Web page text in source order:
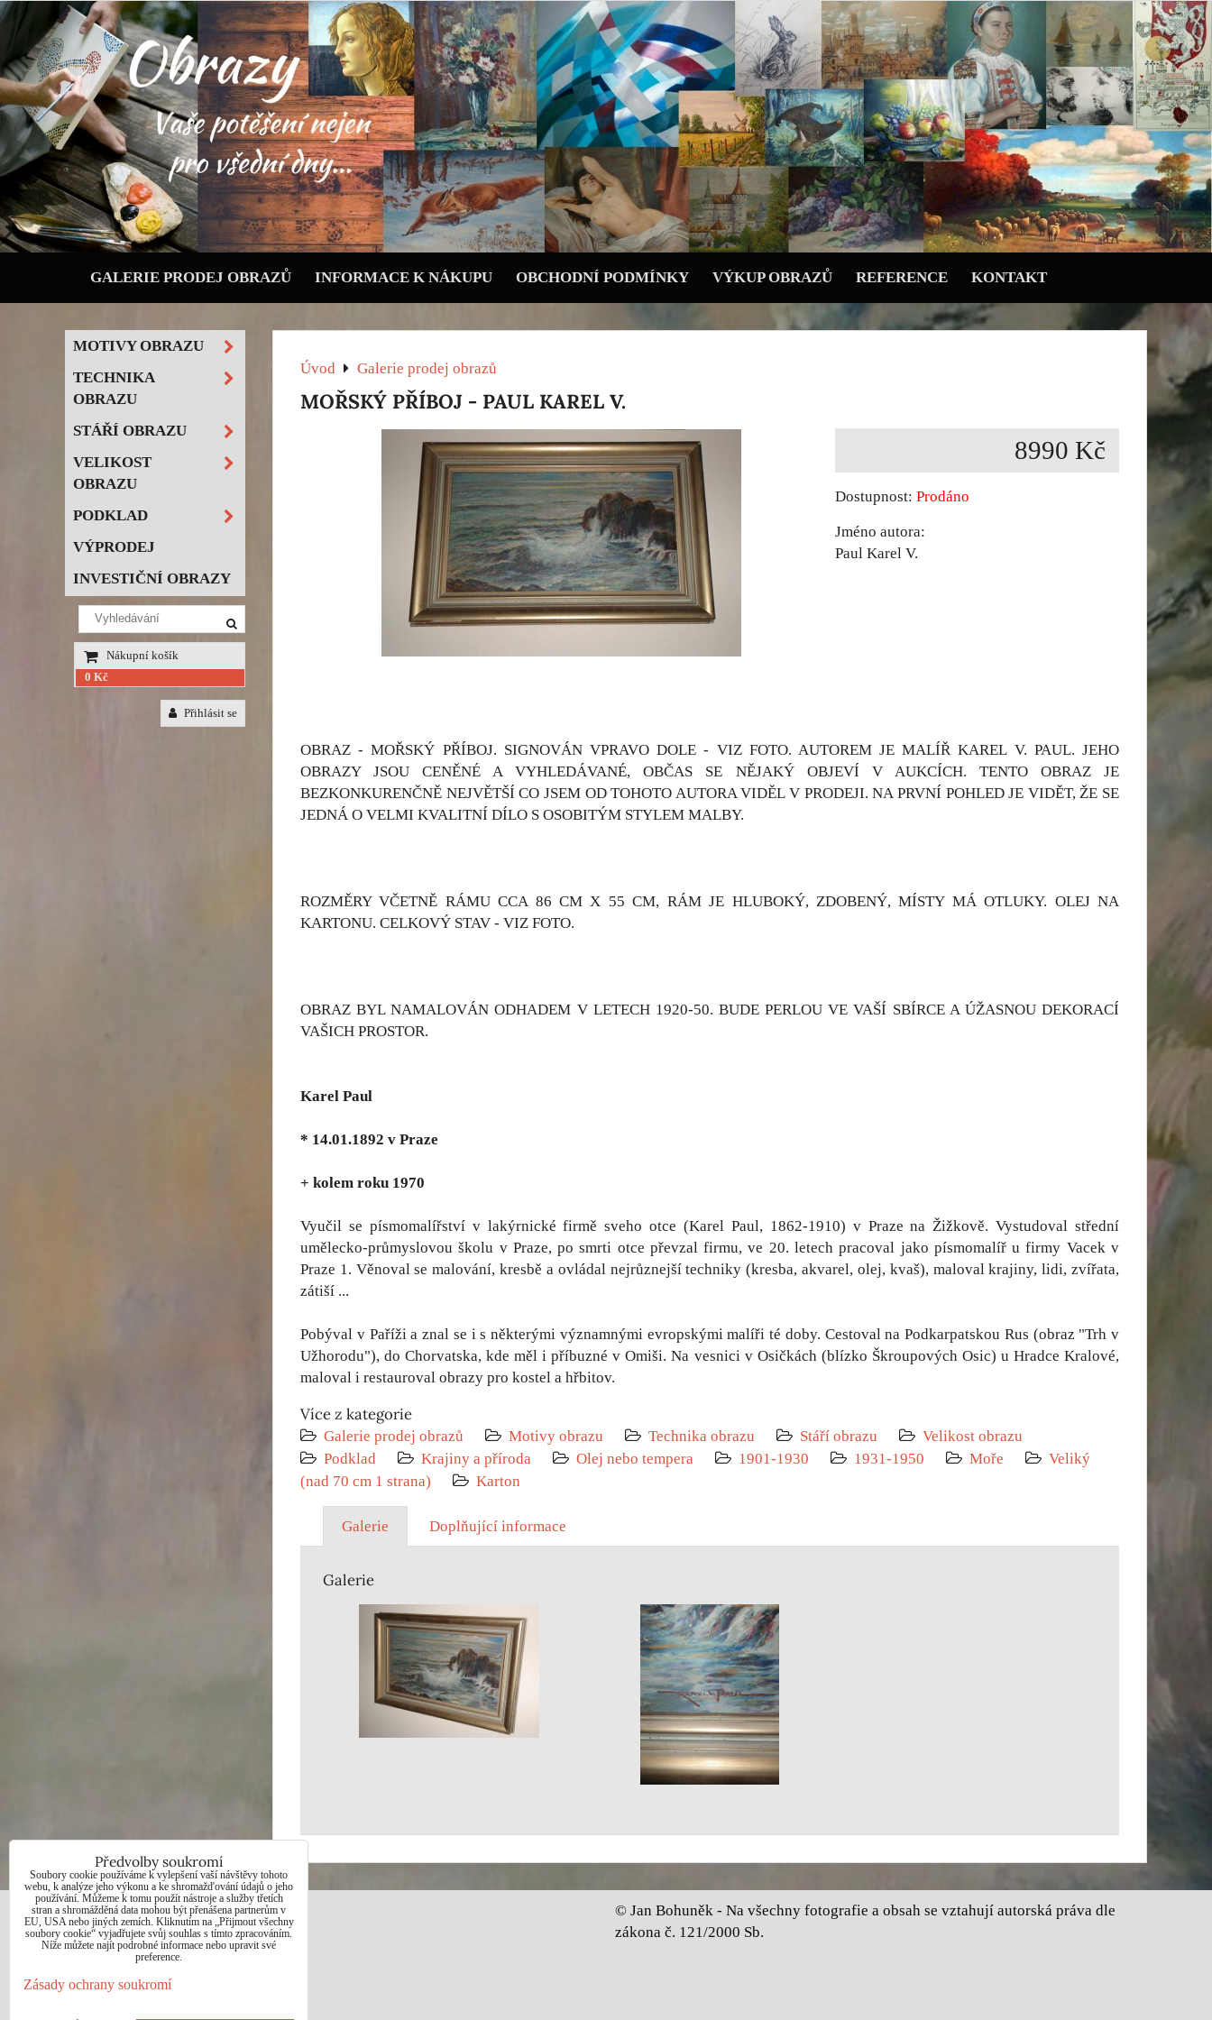
GALERIE PRODEJ OBRAZŮ INFORMACE K NÁKUPU OBCHODNÍ PODMÍNKY VÝKUP OBRAZŮ REFERENCE KONTAKT
Úvod Galerie prodej obrazů
MOŘSKÝ PŘÍBOJ - PAUL KAREL V.
8990 Kč
Dostupnost: Prodáno
Jméno autora:
Paul Karel V.
OBRAZ - MOŘSKÝ PŘÍBOJ. SIGNOVÁN VPRAVO DOLE - VIZ FOTO. AUTOREM JE MALÍŘ KAREL V. PAUL. JEHO
OBRAZY JSOU CENĚNÉ A VYHLEDÁVANÉ, OBČAS SE NĚJAKÝ OBJEVÍ V AUKCÍCH. TENTO OBRAZ JE
BEZKONKURENČNĚ NEJVĚTŠÍ CO JSEM OD TOHOTO AUTORA VIDĚL V PRODEJI. NA PRVNÍ POHLED JE VIDĚT, ŽE SE
JEDNÁ O VELMI KVALITNÍ DÍLO S OSOBITÝM STYLEM MALBY.
ROZMĚRY VČETNĚ RÁMU CCA 86 CM X 55 CM, RÁM JE HLUBOKÝ, ZDOBENÝ, MÍSTY MÁ OTLUKY. OLEJ NA
KARTONU. CELKOVÝ STAV - VIZ FOTO.
OBRAZ BYL NAMALOVÁN ODHADEM V LETECH 1920-50. BUDE PERLOU VE VAŠÍ SBÍRCE A ÚŽASNOU DEKORACÍ
VAŠICH PROSTOR.
Karel Paul
* 14.01.1892 v Praze
+ kolem roku 1970
Vyučil se písmomalířství v lakýrnické firmě sveho otce (Karel Paul, 1862-1910) v Praze na Žižkově. Vystudoval střední
umělecko-průmyslovou školu v Praze, po smrti otce převzal firmu, ve 20. letech pracoval jako písmomalíř u firmy Vacek v
Praze 1. Věnoval se malování, kresbě a ovládal nejrůznejší techniky (kresba, akvarel, olej, kvaš), maloval krajiny, lidi, zvířata,
zátiší ...
Pobýval v Paříži a znal se i s některými významnými evropskými malíři té doby. Cestoval na Podkarpatskou Rus (obraz "Trh v
Užhorodu"), do Chorvatska, kde měl i příbuzné v Omiši. Na vesnici v Osičkách (blízko Škroupových Osic) u Hradce Kralové,
maloval i restauroval obrazy pro kostel a hřbitov.
Více z kategorie
Galerie prodej obrazů Motivy obrazu Technika obrazu Stáří obrazu
Velikost obrazu
Podklad
Krajiny a příroda Olej nebo tempera 1901-1930 1931-1950 Moře
Veliký
(nad 70 cm 1 strana)
Karton
Galerie Doplňující informace
Galerie
MOTIVY OBRAZU
TECHNIKA
OBRAZU
STÁŘÍ OBRAZU
VELIKOST
OBRAZU
PODKLAD
VÝPRODEJ
INVESTIČNÍ OBRAZY
Nákupní košík
0 Kč
Přihlásit se
JAN BOHUNĚK
Telefon: +420725021832
e-mail: 1jab@seznam.cz
© Jan Bohuněk - Na všechny fotografie a obsah se vztahují autorská práva dle
zákona č. 121/2000 Sb.
Předvolby soukromí
Soubory cookie používáme k vylepšení vaší návštěvy tohoto
webu, k analýze jeho výkonu a ke shromažďování údajů o jeho
používání. Můžeme k tomu použít nástroje a služby třetích
stran a shromážděná data mohou být přenášena partnerům v
EU, USA nebo jiných zemích. Kliknutím na „Přijmout všechny
soubory cookie“ vyjadřujete svůj souhlas s tímto zpracováním.
Níže můžete najít podrobné informace nebo upravit své
preference.
Zásady ochrany soukromí